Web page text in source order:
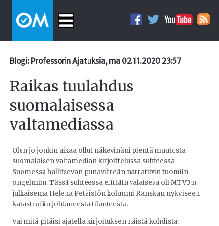
Blogi: Professorin Ajatuksia, ma 02.11.2020 23:57
Raikas tuulahdus
suomalaisessa
valtamediassa
Olen jo jonkin aikaa ollut näkevinäni pientä muutosta
suomalaisen valtamedian kirjoittelussa suhteessa
Suomessa hallitsevan punavihreän narratiivin tuomiin
ongelmiin. Tässä suhteessa erittäin valaiseva oli MTV3:n
julkaisema Helena Petäistön kolumni Ranskan nykyiseen
katastrofiin johtaneesta tilanteesta.
Vai mitä pitäisi ajatella kirjoituksen näistä kohdista: